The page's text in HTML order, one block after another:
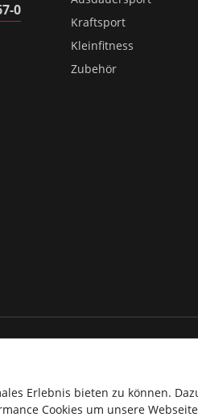
0
Kraftsport
Kleinfitness
Zubehör
©Copyright 2026 Top-
Erlebnis bieten zu können.
Cookies um unsere